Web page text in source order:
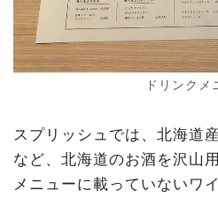
ドリンクメ
スプリッシュでは、北海道
など、北海道のお酒を沢山
メニューに載っていないワ